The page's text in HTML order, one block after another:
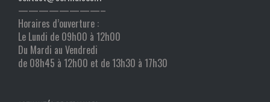
————————–
Horaires d’ouverture :
Le Lundi de 09h00 à 12h00
Du Mardi au Vendredi
de 08h45 à 12h00 et de 13h30 à 17h30